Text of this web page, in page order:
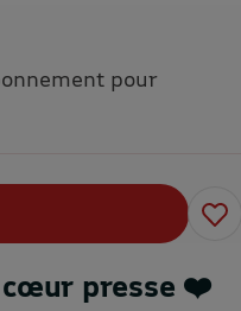
pour
cœur presse ❤️